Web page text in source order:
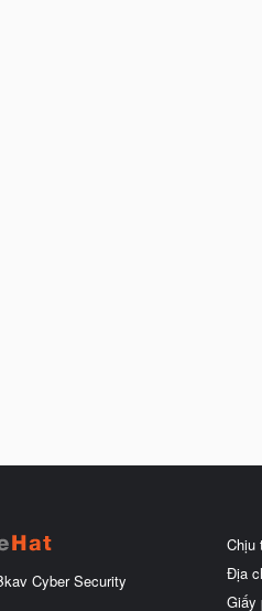
Cyber Security
Chịu
Địa
Giấy